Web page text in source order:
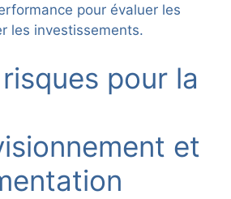
pour évaluer les
les investissements.
pour la
et